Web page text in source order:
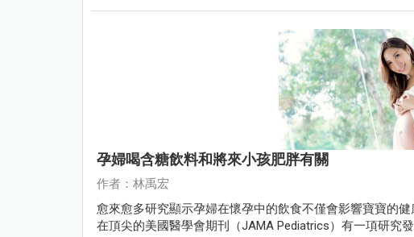
孕婦喝含糖飲料和將來小孩肥胖有關
作者：林禹宏
愈來愈多研究顯示孕婦在懷孕中的飲食不僅會影響寶寶的
在頂尖的美國醫學會期刊（JAMA Pediatrics）有一項研究